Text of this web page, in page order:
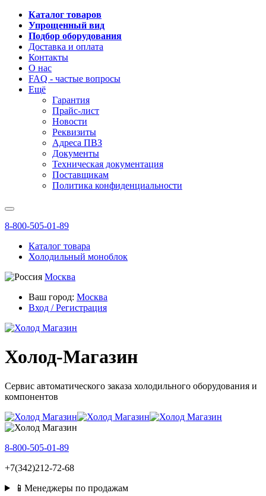
Каталог товаров
Упрощенный вид
Подбор оборудования
Доставка и оплата
Контакты
О нас
FAQ - частые вопросы
Ещё
Гарантия
Прайс-лист
Новости
Реквизиты
Адреса ПВЗ
Документы
Техническая документация
Поставщикам
Политика конфиденциальности
8-800-505-01-89
Каталог товара
Холодильный моноблок
Москва
Ваш город: Москва
Вход / Регистрация
Холод-Магазин
Сервис автоматического заказа холодильного оборудования и
компонентов
8-800-505-01-89
+7(342)212-72-68
📱Менеджеры по продажам